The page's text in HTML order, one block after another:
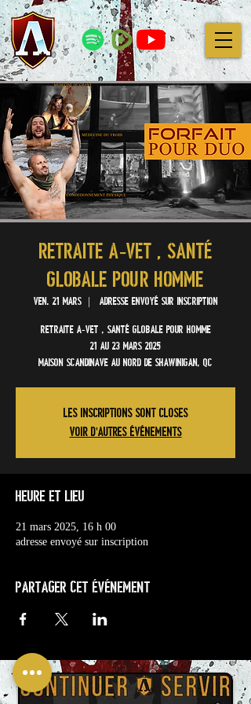
RETRAITE A-VET , SANTÉ
GLOBALE POUR HOMME
ven. 21 mars
  |
adresse envoyé sur inscription
RETRAITE A-VET , SANTÉ GLOBALE POUR HOMME
21 au 23 mars 2025
Maison Scandinave au Nord de Shawinigan, QC
Les inscriptions sont closes
Voir d'autres événements
Heure et lieu
21 mars 2025, 16 h 00
adresse envoyé sur inscription
Partager cet événement